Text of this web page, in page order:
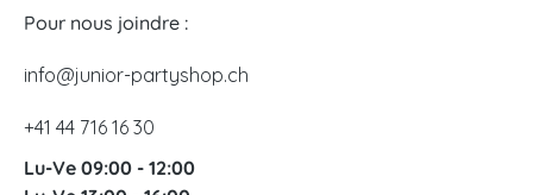
Pour nous joindre :
info@junior-partyshop.ch
+41 44 716 16 30
Lu-Ve 09:00 - 12:00